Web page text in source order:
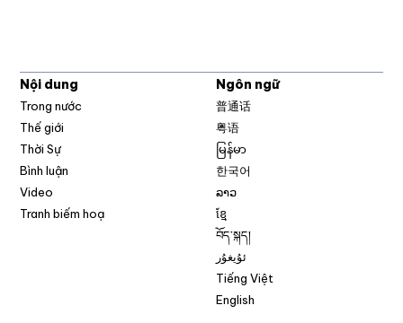
Nội dung
Trong nước
Thế giới
Thời Sự
Bình luận
Video
Tranh biếm hoạ
Ngôn ngữ
普通话
粤语
မြန်မာ
한국어
ລາວ
ខ្មែ
བོད་སྐད།
ئۇيغۇر
Tiếng Việt
English